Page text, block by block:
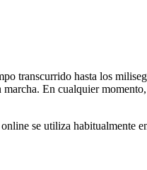
transcurrido hasta los
En cualquier
se utiliza habitualmente